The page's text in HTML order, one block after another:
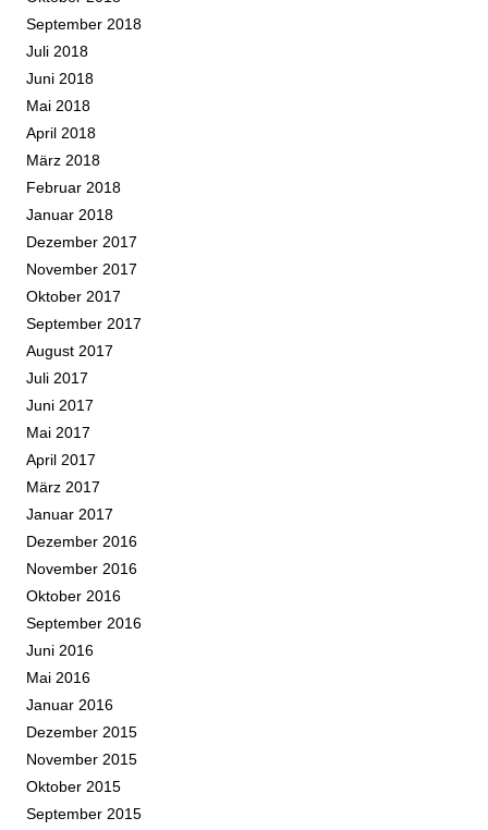
September 2018
Juli 2018
Juni 2018
Mai 2018
April 2018
März 2018
Februar 2018
Januar 2018
Dezember 2017
November 2017
Oktober 2017
September 2017
August 2017
Juli 2017
Juni 2017
Mai 2017
April 2017
März 2017
Januar 2017
Dezember 2016
November 2016
Oktober 2016
September 2016
Juni 2016
Mai 2016
Januar 2016
Dezember 2015
November 2015
Oktober 2015
September 2015